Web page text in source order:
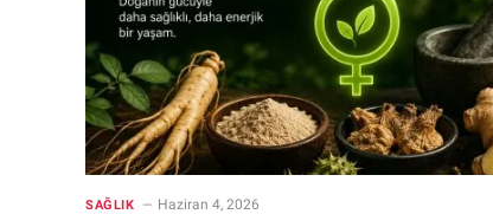
SAĞLIK Haziran 4, 2026